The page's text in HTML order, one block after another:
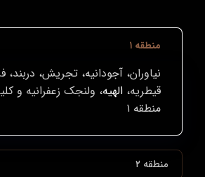
منطقه ۱
نیاوران، آجودانیه، تجریش، دربند،
قیطریه، الهیه، ولنجک زعفرانیه و
منطقه ۱
منطقه ۲